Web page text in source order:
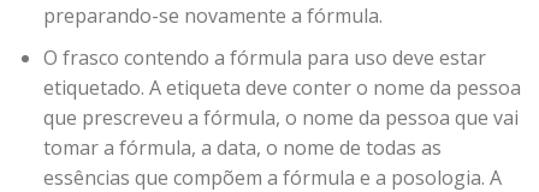
preparando-se novamente a fórmula.
O frasco contendo a fórmula para uso deve estar
etiquetado. A etiqueta deve conter o nome da pessoa
que prescreveu a fórmula, o nome da pessoa que vai
tomar a fórmula, a data, o nome de todas as
essências que compõem a fórmula e a posologia. A